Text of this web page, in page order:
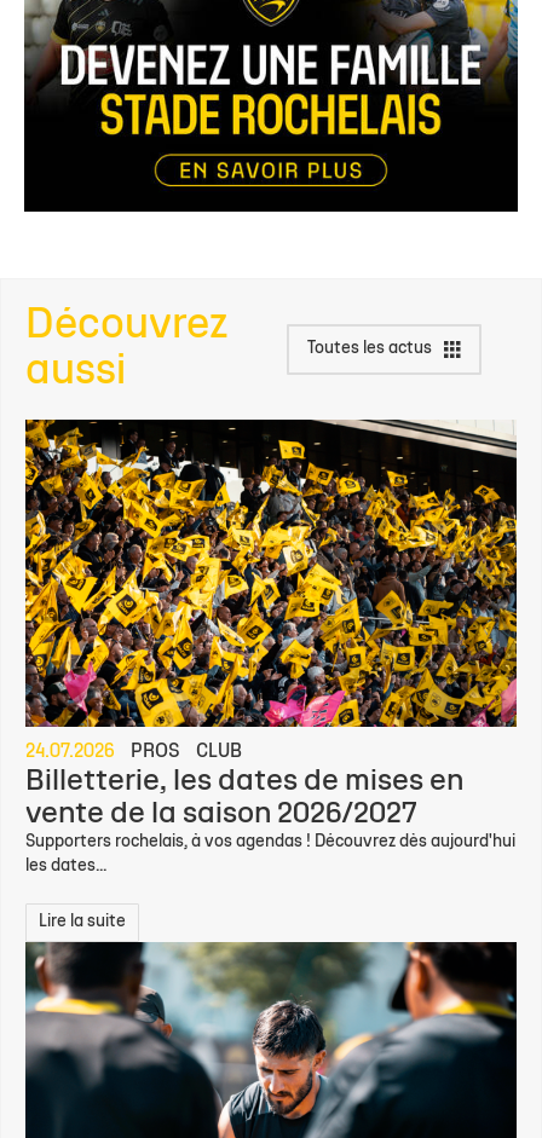
Découvrez
aussi
Toutes les actus
24.07.2026 PROS CLUB
Billetterie, les dates de mises en
vente de la saison 2026/2027
Supporters rochelais, à vos agendas ! Découvrez dès aujourd'hui
les dates...
Lire la suite